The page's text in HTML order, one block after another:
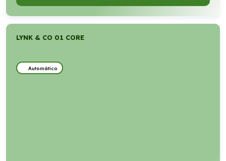
LYNK & CO 01 CORE
Automático